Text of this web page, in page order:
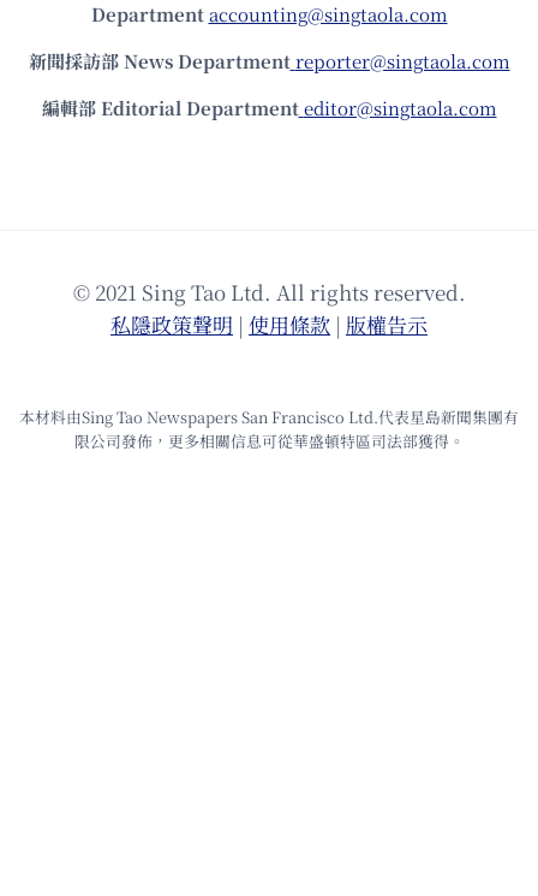
Department accounting@singtaola.com
新聞採訪部 News Department reporter@singtaola.com
編輯部 Editorial Department editor@singtaola.com
© 2021 Sing Tao Ltd. All rights reserved.
私隱政策聲明 | 使⽤條款 | 版權告⽰
本材料由Sing Tao Newspapers San Francisco Ltd.代表星島新聞集團有
限公司發佈，更多相關信息可從華盛頓特區司法部獲得。